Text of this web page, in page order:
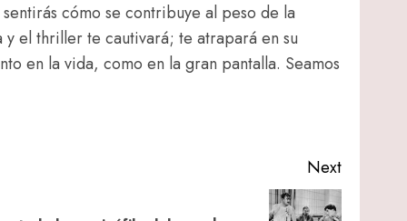
sentirás cómo se contribuye al peso de la
el thriller te cautivará; te atrapará en su
en la vida, como en la gran pantalla. Seamos
Next